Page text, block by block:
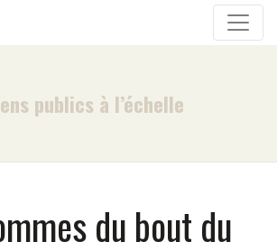
publics à l’échelle
du bout du